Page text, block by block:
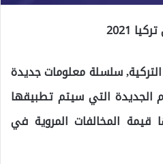
2021
التركية, سلسلة معلومات جديدة
الجديدة التي سيتم تطبيقها
ضمنها قيمة المخالفات المروية في